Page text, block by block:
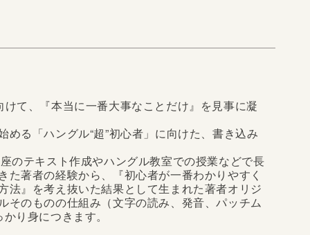
て、『本当に一番大事なことだけ』を見事に凝
める「ハングル“超”初心者」に向けた、書き込み
のテキスト作成やハングル教室での授業などで長
た著者の経験から、『初心者が一番わかりやすく
法』を考え抜いた結果として生まれた著者オリジ
そのものの仕組み（文字の読み、発音、パッチム
り身につきます。